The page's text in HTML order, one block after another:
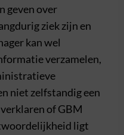
geven over
ziek zijn en
kan wel
verzamelen,
niet zelfstandig een
of GBM
ligt